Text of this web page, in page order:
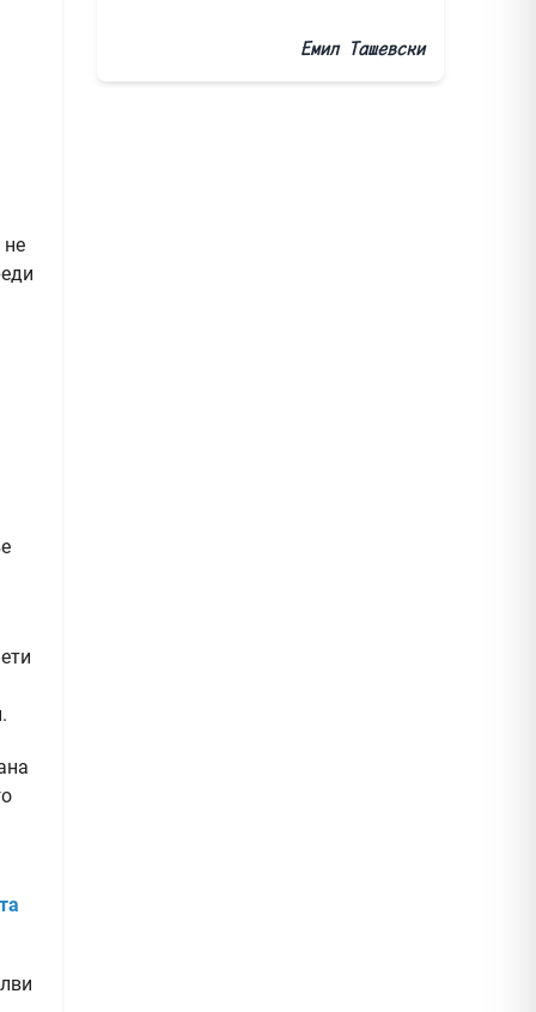
не
Емил Ташевски